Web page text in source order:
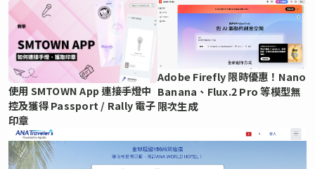
使用 SMTOWN App 連接手燈中
控及獲得 Passport / Rally 電子
印章
Adobe Firefly 限時優惠！Nano
Banana、Flux.2 Pro 等模型無
限次生成